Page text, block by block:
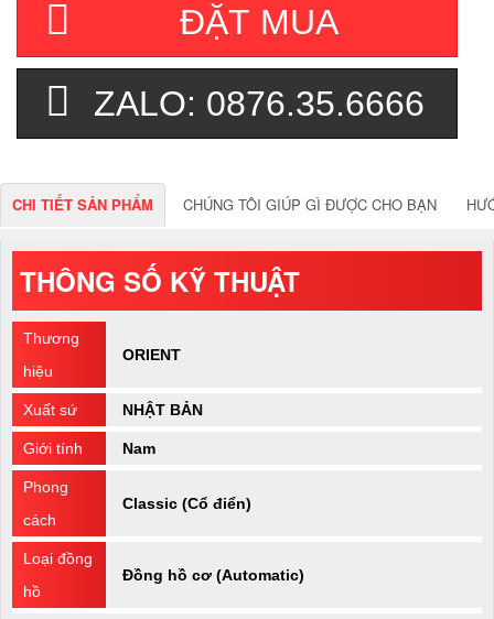
ĐẶT MUA
ZALO: 0876.35.6666
CHI TIẾT SẢN PHẨM CHÚNG TÔI GIÚP GÌ ĐƯỢC CHO BẠN
THÔNG SỐ KỸ THUẬT
Thương
hiệu
ORIENT
Xuất sứ NHẬT BẢN
Giới tính Nam
Phong
cách
Classic (Cổ điển)
Loại đồng
hồ
Đồng hồ cơ (Automatic)